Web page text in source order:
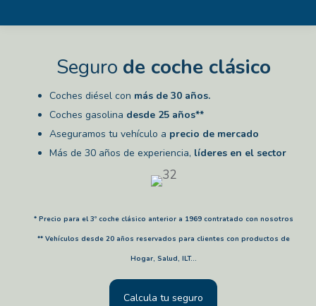
Seguro decoche clásico
Coches diésel con más de 30 años.
Coches gasolina desde 25 años**
Aseguramos tu vehículo a precio de mercado
Más de 30 años de experiencia, líderes en el sector
* Precio para el 3º coche clásico anterior a 1969 contratado con nosotros
** Vehículos desde 20 años reservados para clientes con productos de
Hogar, Salud, ILT...
Calcula tu seguro